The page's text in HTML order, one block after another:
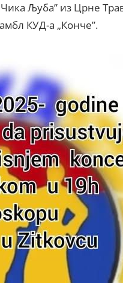
Љуба” из Црне
КУД-а „Конче”.